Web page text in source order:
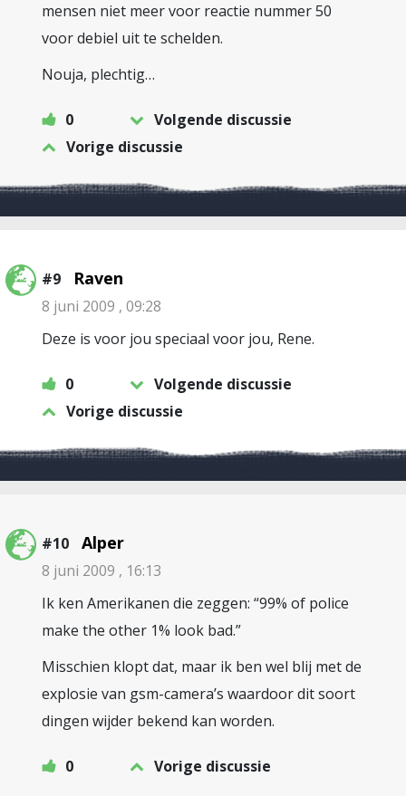
mensen niet meer voor reactie nummer 50
voor debiel uit te schelden.
Nouja, plechtig…
0
Volgende discussie
Vorige discussie
#9 Raven
8 juni 2009 , 09:28
Deze is voor jou speciaal voor jou, Rene.
0
Volgende discussie
Vorige discussie
#10 Alper
8 juni 2009 , 16:13
Ik ken Amerikanen die zeggen: “99% of police
make the other 1% look bad.”
Misschien klopt dat, maar ik ben wel blij met de
explosie van gsm-camera’s waardoor dit soort
dingen wijder bekend kan worden.
0 Vorige discussie